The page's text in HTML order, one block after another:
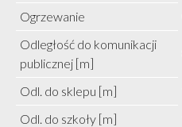
Ogrzewanie
Odległość do komunikacji
publicznej [m]
Odl. do sklepu [m]
Odl. do szkoły [m]